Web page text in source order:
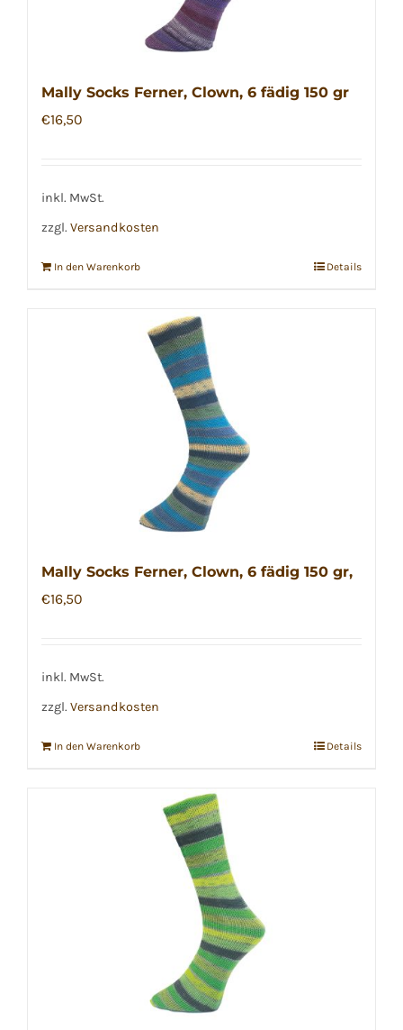
Mally Socks Ferner, Clown, 6 fädig 150 gr
€16,50
inkl. MwSt.
zzgl. Versandkosten
In den Warenkorb Details
Mally Socks Ferner, Clown, 6 fädig 150 gr,
€16,50
inkl. MwSt.
zzgl. Versandkosten
In den Warenkorb Details